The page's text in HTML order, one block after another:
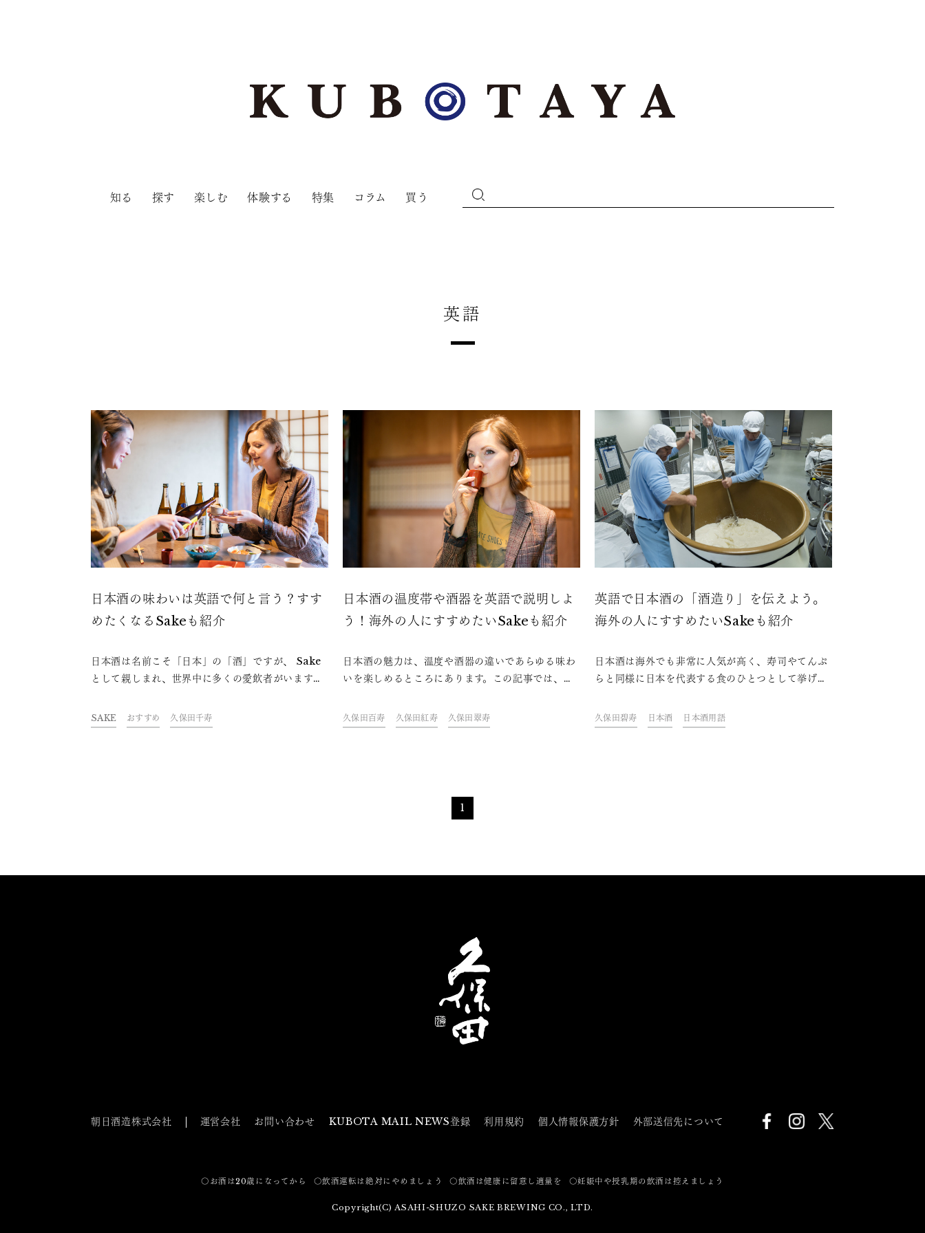
知る 探す 楽しむ 体験する 特集 コラム 買う
英語
日本酒の味わいは英語で何と言う？すす
めたくなるSakeも紹介
日本酒は名前こそ「日本」の「酒」ですが、 Sake
として親しまれ、世界中に多くの愛飲者がいます。
とも少なくないはず。この記事では、そんな時に役
立つ、日本酒の味わいや魅力を伝えるための英語の
SAKE おすすめ 久保田千寿
日本酒の温度帯や酒器を英語で説明しよ
う！海外の人にすすめたいSakeも紹介
日本酒の魅力は、温度や酒器の違いであらゆる味わ
いを楽しめるところにあります。この記事では、日
一歩踏み込んだ日本酒の楽しみ方を英語で表現する
方法を紹介します。おすすめの銘柄の英語表現もあ
久保田百寿 久保田紅寿 久保田翠寿
英語で日本酒の「酒造り」を伝えよう。
海外の人にすすめたいSakeも紹介
日本酒は海外でも非常に人気が高く、寿司やてんぷ
らと同様に日本を代表する食のひとつとして挙げら
今回は、外国人に「酒造り」を知ってもらい日本酒
の魅力に触れてもらうため、「酒造り」を説明する
久保田碧寿 日本酒 日本酒用語
1
朝日酒造株式会社 運営会社 お問い合わせ KUBOTA MAIL NEWS登録 利用規約 個人情報保護方針 外部送信先について
〇お酒は20歳になってから 〇飲酒運転は絶対にやめましょう 〇飲酒は健康に留意し適量を 〇妊娠中や授乳期の飲酒は控えましょう
Copyright(C) ASAHI-SHUZO SAKE BREWING CO., LTD.